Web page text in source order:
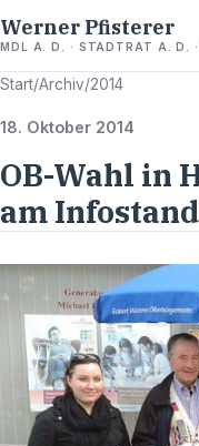
Werner Pfisterer
MDL A. D. · STADTRAT A. D. ·
Start/Archiv/2014
18. Oktober 2014
OB-Wahl in
am Infostand